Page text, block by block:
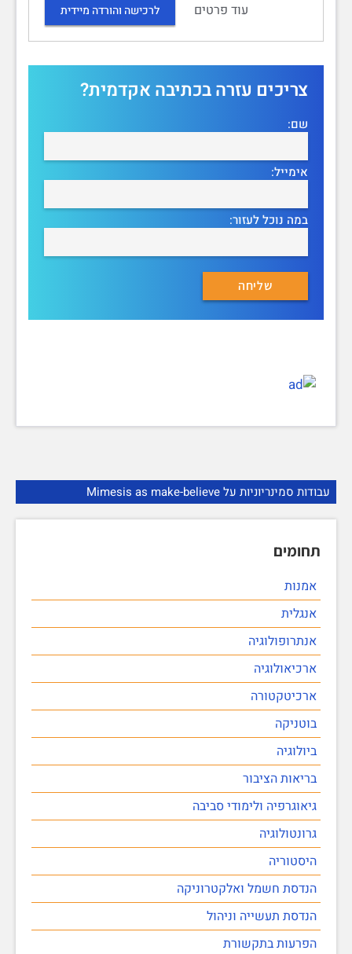
עבודות סמינריוניות על Mimesis as make-believe
תחומים
אמנות
אנגלית
אנתרופולוגיה
ארכיאולוגיה
ארכיטקטורה
בוטניקה
ביולוגיה
בריאות הציבור
גיאוגרפיה ולימודי סביבה
גרונטולוגיה
היסטוריה
הנדסת חשמל ואלקטרוניקה
הנדסת תעשייה וניהול
הפרעות בתקשורת
עוד פרטים
לרכישה והורדה מיידית
צריכים עזרה בכתיבה אקדמית?
שם:
אימייל:
במה נוכל לעזור: